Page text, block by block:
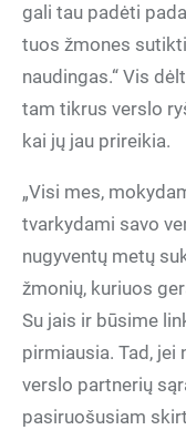
gali tau padėti
tuos žmones
naudingas.“ Vis
tam tikrus verslo
kai jų jau prireikia.
„Visi mes,
tvarkydami savo
nugyventų metų
žmonių, kuriuos
Su jais ir būsime
pirmiausia. Tad,
verslo partnerių
pasiruošusiam